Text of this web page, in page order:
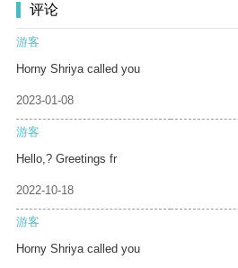
评论
游客
Horny Shriya called you
2023-01-08
游客
Hello,? Greetings fr
2022-10-18
游客
Horny Shriya called you